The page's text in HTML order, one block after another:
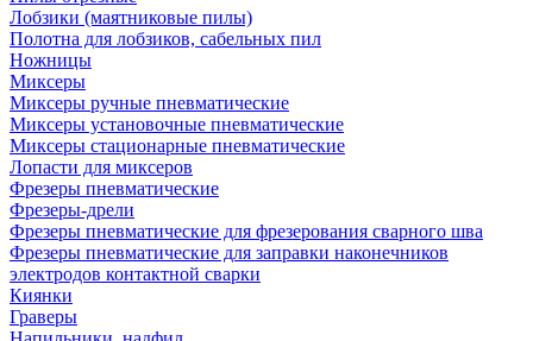
Лобзики (маятниковые пилы)
Полотна для лобзиков, сабельных пил
Ножницы
Миксеры
Миксеры ручные пневматические
Миксеры установочные пневматические
Миксеры стационарные пневматические
Лопасти для миксеров
Фрезеры пневматические
Фрезеры-дрели
Фрезеры пневматические для фрезерования сварного шва
Фрезеры пневматические для заправки наконечников
электродов контактной сварки
Киянки
Граверы